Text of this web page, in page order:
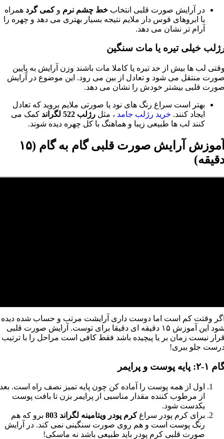
در آرایش صورت قلبی انتخاب خط چشم نرم وکمی گرد همراه
با ابروهای قوس دار ملایم نتیجه بسیار بهتری می دهد و چهره را
آرام تر نشان می دهد.
خیلی تیره یا مات سنگین
لب ها بیش از حد تیره یا کاملا مات باشند وزن آرایش به پایین
منتقل می شود و تعادل از بین می رود. این موضوع در آرایش
قلبی بیشتر خودش را نشان می دهد.
بهتر است سراغ رنگ های نود یا صورتی ملایم بروید که تعادل
ایجاد کنند. خرید رژلب جامد ، مثل رژلب 522 لگراند
کمک می
کنند لب ها طبیعی زیبا و هماهنگ با کل چهره دیده شوند.
آموزش آرایش صورت قلبی گام‌ به‌ گام (۱۵
وقتت کم است اما دوست داری آرایشت مرتب و حساب شده دیده
شود این آموزش ۱۵ دقیقه ای دقیقا برای توست. آرایش صورت قلبی
نیست زمان بر یا پیچیده باشد فقط کافی است مراحل را با ترتیب
جلو ببری!
۲: پایه پوست و پرایمر
اول از همه پوست را آماده کن چون پایه تمیز نصف راه است. بعد
از مرطوب کننده مقدار مناسبی از پرایمر بزن تا بافت پوست
یکدست شود.
برای کرم پودر سراغکرم پودر ویتامینه لگراند 803
برو که هم
رنگ پوست است و هم روی صورت سنگینی نمی کند. در آرایش
صورت قلبی کرم پودر باید طبیعی باشد نه ماسکی!